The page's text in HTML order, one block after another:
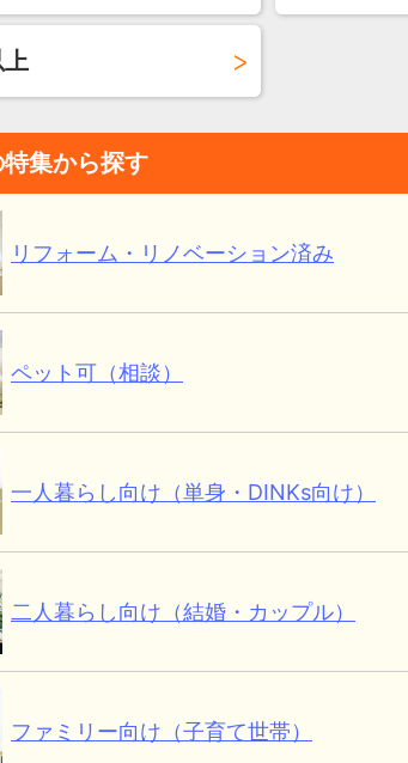
集から探す
リフォーム・リノベーション済み
ペット可（相談）
一人暮らし向け（単身・DINKs向け）
二人暮らし向け（結婚・カップル）
ファミリー向け（子育て世帯）